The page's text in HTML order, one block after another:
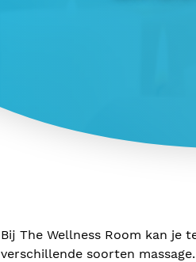
Bij The Wellness Room kan je
verschillende soorten